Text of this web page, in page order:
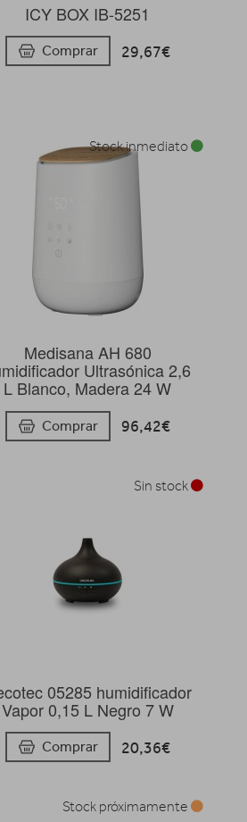
ICY BOX IB-5251
Comprar 29,67€
Medisana AH 680
Ultrasónica 2,6
L Blanco, Madera 24 W
Comprar 96,42€
Stock inmediato
05285 humidificador
Vapor 0,15 L Negro 7 W
Comprar 20,36€
Sin stock
Stock próximamente